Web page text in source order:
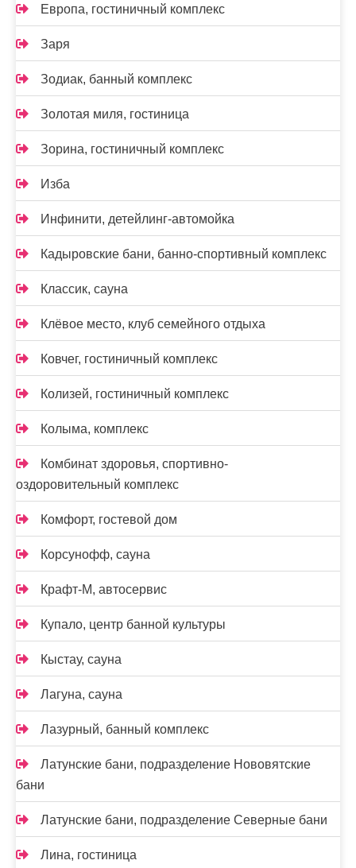
Европа, гостиничный комплекс
Заря
Зодиак, банный комплекс
Золотая миля, гостиница
Зорина, гостиничный комплекс
Изба
Инфинити, детейлинг-автомойка
Кадыровские бани, банно-спортивный комплекс
Классик, сауна
Клёвое место, клуб семейного отдыха
Ковчег, гостиничный комплекс
Колизей, гостиничный комплекс
Колыма, комплекс
Комбинат здоровья, спортивно-
оздоровительный комплекс
Комфорт, гостевой дом
Корсунофф, сауна
Крафт-М, автосервис
Купало, центр банной культуры
Кыстау, сауна
Лагуна, сауна
Лазурный, банный комплекс
Латунские бани, подразделение Нововятские
бани
Латунские бани, подразделение Северные бани
Лина, гостиница